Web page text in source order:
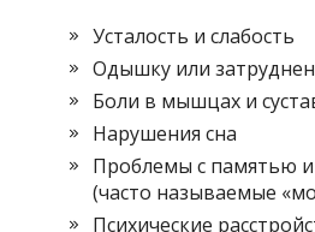
Усталость и слабость
Одышку или
Боли в мышцах и
Нарушения сна
Проблемы с памятью
(часто называемые
Психические